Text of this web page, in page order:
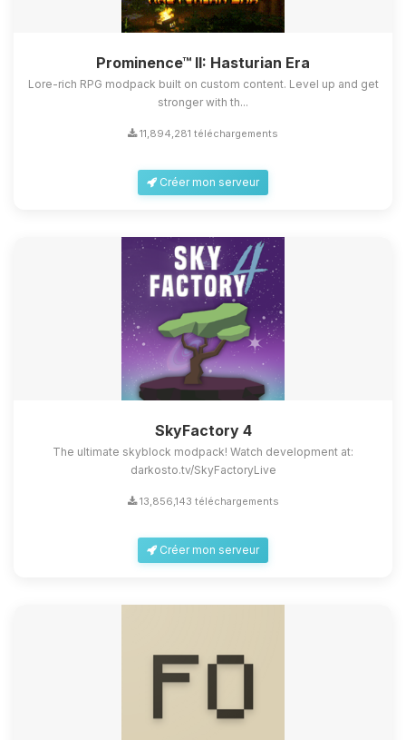
Prominence™ II: Hasturian Era
Lore-rich RPG modpack built on custom content. Level up and get
stronger with th...
11,894,281 téléchargements
Créer mon serveur
SkyFactory 4
The ultimate skyblock modpack! Watch development at:
darkosto.tv/SkyFactoryLive
13,856,143 téléchargements
Créer mon serveur